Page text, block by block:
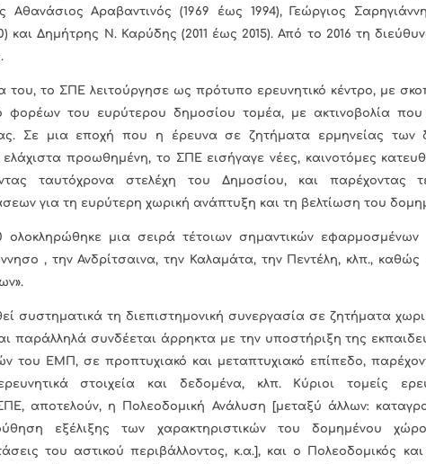
Αθανάσιος Αραβαντινός (1969 έως 1994), Γεώργιος
και Δημήτρης Ν. Καρύδης (2011 έως 2015). Από το 2016 τη
του, το ΣΠΕ λειτούργησε ως πρότυπο ερευνητικό κέντρο, με
φορέων του ευρύτερου δημοσίου τομέα, με ακτινοβολία
Σε μια εποχή που η έρευνα σε ζητήματα ερμηνείας των
προωθημένη, το ΣΠΕ εισήγαγε νέες, καινοτόμες
ταυτόχρονα στελέχη του Δημοσίου, και παρέχοντας
για τη ευρύτερη χωρική ανάπτυξη και τη βελτίωση του
μια σειρά τέτοιων σημαντικών
, την Ανδρίτσαινα, την Καλαμάτα, την Πεντέλη, κλπ.,
συστηματικά τη διεπιστημονική συνεργασία σε ζητήματα
παράλληλά συνδέεται άρρηκτα με την υποστήριξη της
του ΕΜΠ, σε προπτυχιακό και μεταπτυχιακό επίπεδο,
στοιχεία και δεδομένα, κλπ. Κύριοι τομείς
αποτελούν, η Πολεοδομική Ανάλυση [μεταξύ άλλων:
εξέλιξης των χαρακτηριστικών του δομημένου χώρου,
του αστικού περιβάλλοντος, κ.α.], και ο Πολεοδομικός